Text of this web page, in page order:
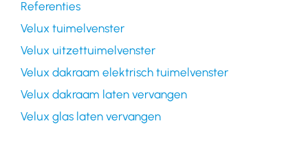
Referenties
Velux tuimelvenster
Velux uitzettuimelvenster
Velux dakraam elektrisch tuimelvenster
Velux dakraam laten vervangen
Velux glas laten vervangen